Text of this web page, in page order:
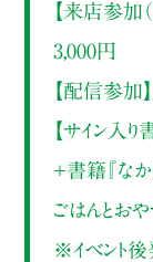
【来店参加（
3,000円
【配信参加
【サイン入
＋書籍『な
ごはんとお
※イベント